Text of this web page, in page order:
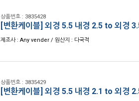
상품번호 : 3835428
[변환케이블] 외경 5.5 내경 2.5 to 외경
제조사 : Any vender / 원산지 : 다국적
상품번호 : 3835429
[변환케이블] 외경 5.5 내경 2.1 to 외경